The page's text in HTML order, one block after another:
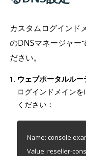
カスタムログインド
のDNSマネージャー
ださい。
ウェブポータルルー
ログインドメイン
ください：
Name:
Value: reseller-